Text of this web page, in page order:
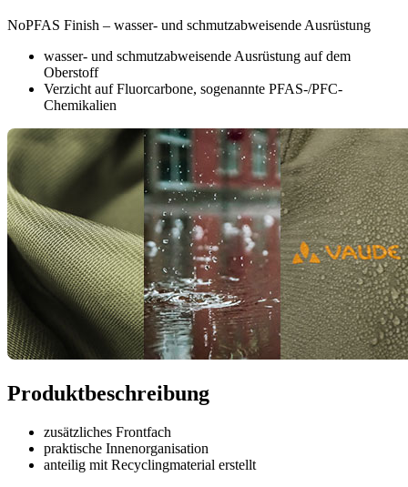
NoPFAS Finish – wasser- und schmutzabweisende Ausrüstung
wasser- und schmutzabweisende Ausrüstung auf dem
Oberstoff
Verzicht auf Fluorcarbone, sogenannte PFAS-/PFC-
Chemikalien
Produktbeschreibung
zusätzliches Frontfach
praktische Innenorganisation
anteilig mit Recyclingmaterial erstellt